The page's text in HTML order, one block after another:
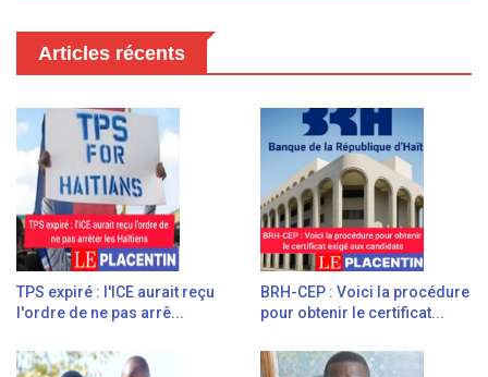
Articles récents
TPS expiré : l'ICE aurait reçu
l'ordre de ne pas arrê...
BRH-CEP : Voici la procédure
pour obtenir le certificat...